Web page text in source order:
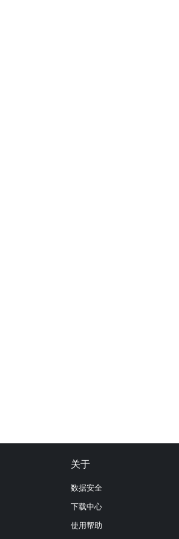
关于
数据安全
下载中心
使用帮助